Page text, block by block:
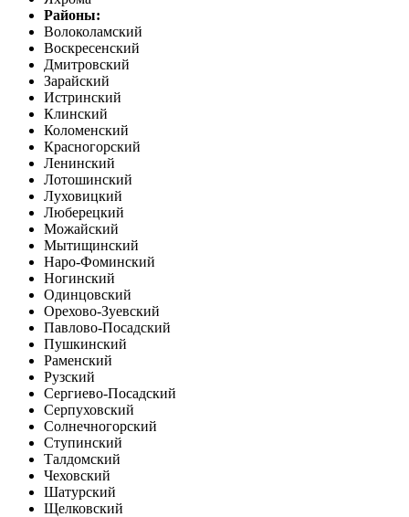
Районы:
Волоколамский
Воскресенский
Дмитровский
Зарайский
Истринский
Клинский
Коломенский
Красногорский
Ленинский
Лотошинский
Луховицкий
Люберецкий
Можайский
Мытищинский
Наро-Фоминский
Ногинский
Одинцовский
Орехово-Зуевский
Павлово-Посадский
Пушкинский
Раменский
Рузский
Сергиево-Посадский
Серпуховский
Солнечногорский
Ступинский
Талдомский
Чеховский
Шатурский
Щелковский